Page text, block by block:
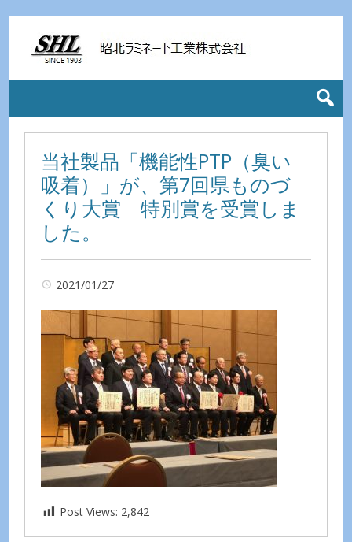
当社製品「機能性PTP（臭い
吸着）」が、第7回県ものづ
くり大賞 特別賞を受賞しま
した。
2021/01/27
Post Views: 2,842